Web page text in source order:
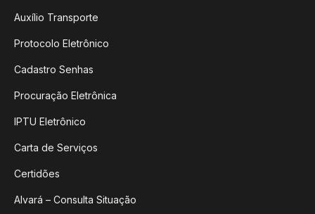
Auxílio Transporte
Protocolo Eletrônico
Cadastro Senhas
Procuração Eletrônica
IPTU Eletrônico
Carta de Serviços
Certidões
Alvará – Consulta Situação